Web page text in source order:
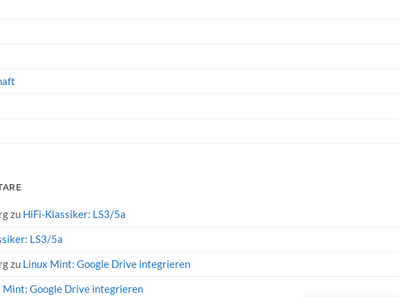
zu HiFi-Klassiker: LS3/5a
LS3/5a
zu Linux Mint: Google Drive integrieren
Mint: Google Drive integrieren